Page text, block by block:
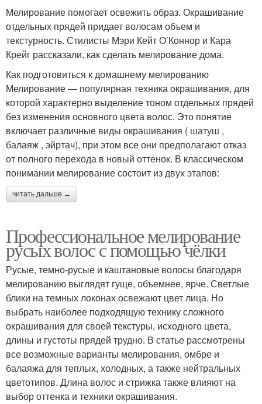
Мелирование помогает освежить образ. Окрашивание
отдельных прядей придает волосам объем и
текстурность. Стилисты Мэри Кейт О’Коннор и Кара
Крейг рассказали, как сделать мелирование дома.
Как подготовиться к домашнему мелированию
Мелирование — популярная техника окрашивания, для
которой характерно выделение тоном отдельных прядей
без изменения основного цвета волос. Это понятие
включает различные виды окрашивания ( шатуш ,
балаяж , эйртач), при этом все они предполагают отказ
от полного перехода в новый оттенок. В классическом
понимании мелирование состоит из двух этапов:
читать дальше →
Профессиональное мелирование
русых волос с помощью чёлки
Русые, темно-русые и каштановые волосы благодаря
мелированию выглядят гуще, объемнее, ярче. Светлые
блики на темных локонах освежают цвет лица. Но
выбрать наиболее подходящую технику сложного
окрашивания для своей текстуры, исходного цвета,
длины и густоты прядей трудно. В статье рассмотрены
все возможные варианты мелирования, омбре и
балаяжа для теплых, холодных, а также нейтральных
цветотипов. Длина волос и стрижка также влияют на
выбор оттенка и техники окрашивания.